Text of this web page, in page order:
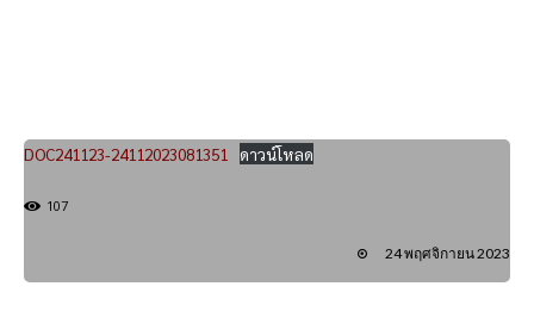
DOC241123-24112023081351 ดาวน์โหลด
107
24 พฤศจิกายน 2023